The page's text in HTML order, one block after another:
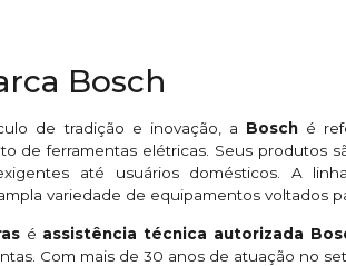
Bosch
de tradição e inovação, a Bosché
de ferramentas elétricas. Seus produtos
até usuários domésticos. A
variedade de equipamentos voltados
é assistência técnica autorizada
Com mais de 30 anos de atuação no